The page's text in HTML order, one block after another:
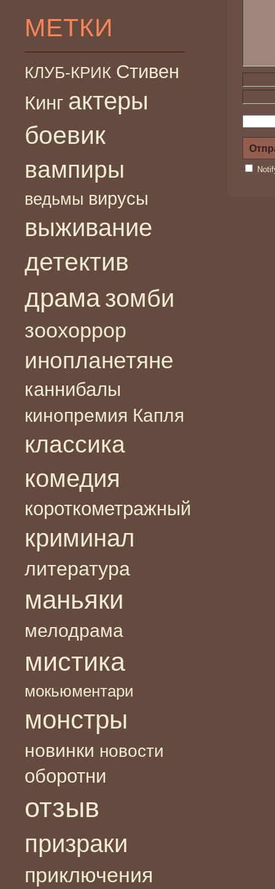
МЕТКИ
КЛУБ-КРИК Стивен
Кинг актеры
боевик
вампиры
ведьмы вирусы
выживание
детектив
драма зомби
зоохоррор
инопланетяне
каннибалы
кинопремия Капля
классика
комедия
короткометражный
криминал
литература
маньяки
мелодрама
мистика
мокьюментари
монстры
новинки новости
оборотни
отзыв
призраки
приключения